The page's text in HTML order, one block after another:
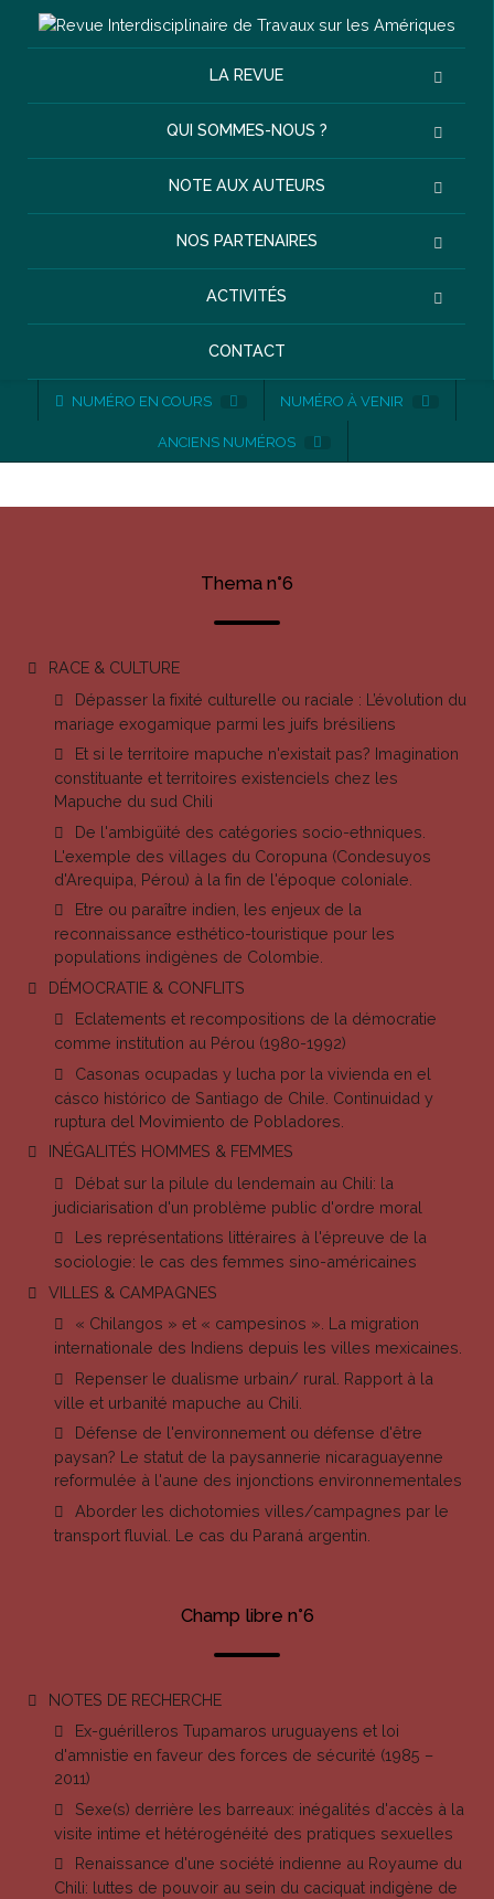
LA REVUE
QUI SOMMES-NOUS ?
NOTE AUX AUTEURS
NOS PARTENAIRES
ACTIVITÉS
CONTACT
NUMÉRO EN COURS NUMÉRO À VENIR
ANCIENS NUMÉROS
Thema n°6
RACE & CULTURE
Dépasser la fixité culturelle ou raciale : L’évolution du
mariage exogamique parmi les juifs brésiliens
Et si le territoire mapuche n'existait pas? Imagination
constituante et territoires existenciels chez les
Mapuche du sud Chili
De l'ambigüité des catégories socio-ethniques.
L'exemple des villages du Coropuna (Condesuyos
d'Arequipa, Pérou) à la fin de l'époque coloniale.
Etre ou paraître indien, les enjeux de la
reconnaissance esthético-touristique pour les
populations indigènes de Colombie.
DÉMOCRATIE & CONFLITS
Eclatements et recompositions de la démocratie
comme institution au Pérou (1980-1992)
Casonas ocupadas y lucha por la vivienda en el
cásco histórico de Santiago de Chile. Continuidad y
ruptura del Movimiento de Pobladores.
INÉGALITÉS HOMMES & FEMMES
Débat sur la pilule du lendemain au Chili: la
judiciarisation d'un problème public d'ordre moral
Les représentations littéraires à l'épreuve de la
sociologie: le cas des femmes sino-américaines
VILLES & CAMPAGNES
« Chilangos » et « campesinos ». La migration
internationale des Indiens depuis les villes mexicaines.
Repenser le dualisme urbain/ rural. Rapport à la
ville et urbanité mapuche au Chili.
Défense de l'environnement ou défense d'être
paysan? Le statut de la paysannerie nicaraguayenne
reformulée à l'aune des injonctions environnementales
Aborder les dichotomies villes/campagnes par le
transport fluvial. Le cas du Paraná argentin.
Champ libre n°6
NOTES DE RECHERCHE
Ex-guérilleros Tupamaros uruguayens et loi
d'amnistie en faveur des forces de sécurité (1985 –
2011)
Sexe(s) derrière les barreaux: inégalités d'accès à la
visite intime et hétérogénéité des pratiques sexuelles
Renaissance d'une société indienne au Royaume du
Chili: luttes de pouvoir au sein du caciquat indigène de